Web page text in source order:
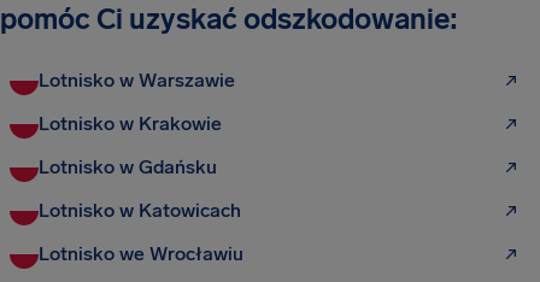
pomóc Ci uzyskać odszkodowanie:
Lotnisko w Warszawie
Lotnisko w Krakowie
Lotnisko w Gdańsku
Lotnisko w Katowicach
Lotnisko we Wrocławiu